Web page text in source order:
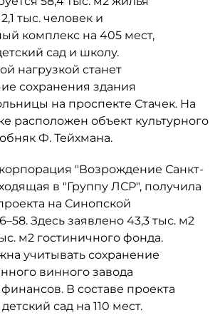
тыс. человек и
комплекс на 405 мест,
сад и школу.
нагрузкой станет
сохранения здания
на проспекте Стачек. На
расположен объект культурного
Ф. Тейхмана.
"Возрождение Санкт-
в "Группу ЛСР", получила
на Синопской
Здесь заявлено 43,3 тыс. м2
м2 гостиничного фонда.
учитывать сохранение
винного завода
В составе проекта
сад на 110 мест.